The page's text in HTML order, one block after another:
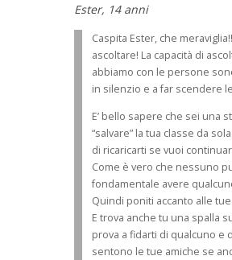
Ester, 14 anni
Caspita Ester, che
ascoltare! La capacità di
abbiamo con le persone
in silenzio e a far scendere
E’ bello sapere che sei una
“salvare” la tua classe da
di ricaricarti se vuoi
Come è vero che nessuno
fondamentale avere
Quindi poniti accanto alle
E trova anche tu una spalla
prova a fidarti di qualcuno e
sentono le tue amiche se